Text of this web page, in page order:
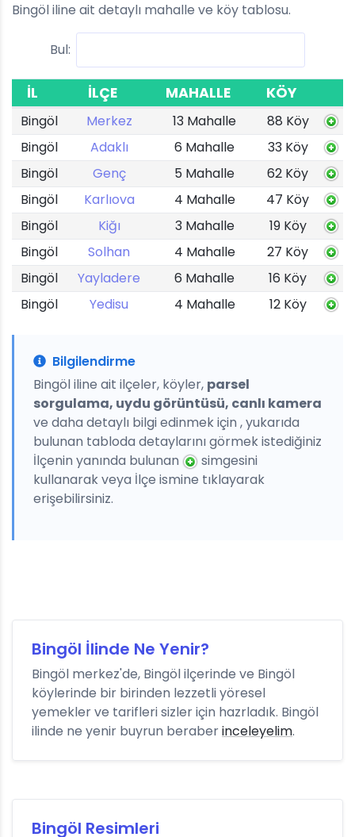
Bingöl iline ait detaylı mahalle ve köy tablosu.
Bul:
İL İLÇE MAHALLE KÖY
Bingöl Merkez 13 Mahalle
88 Köy
Bingöl
Adaklı 6 Mahalle
33 Köy
Bingöl
Genç 5 Mahalle
62 Köy
Bingöl
Karlıova 4 Mahalle
47 Köy
Bingöl
Kiğı 3 Mahalle
19 Köy
Bingöl
Solhan 4 Mahalle
27 Köy
Bingöl
Yayladere 6 Mahalle
16 Köy
Bingöl
Yedisu 4 Mahalle 12 Köy
Bilgilendirme
Bingöl iline ait ilçeler, köyler, parsel
sorgulama, uydu görüntüsü, canlı kamera
ve daha detaylı bilgi edinmek için , yukarıda
bulunan tabloda detaylarını görmek istediğiniz
İlçenin yanında bulunan
simgesini
kullanarak veya İlçe ismine tıklayarak
erişebilirsiniz.
Bingöl İlinde Ne Yenir?
Bingöl merkez'de, Bingöl ilçerinde ve Bingöl
köylerinde bir birinden lezzetli yöresel
yemekler ve tarifleri sizler için hazrladık. Bingöl
ilinde ne yenir buyrun beraberinceleyelim.
Bingöl Resimleri